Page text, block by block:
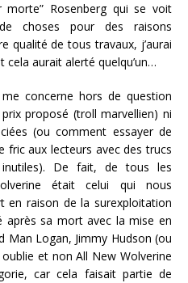
Rosenberg qui se voit
choses pour des raisons
qualité de tous travaux, j’aurai
cela aurait alerté quelqu’un…
concerne hors de question
proposé (troll marvellien) ni
(ou comment essayer de
fric aux lecteurs avec des trucs
inutiles). De fait, de tous les
était celui qui nous
en raison de la surexploitation
après sa mort avec la mise en
Man Logan, Jimmy Hudson (ou
et non All New Wolverine
car cela faisait partie de